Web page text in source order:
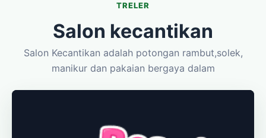
TRELER
Salon kecantikan
Salon Kecantikan adalah potongan rambut,solek,
manikur dan pakaian bergaya dalam